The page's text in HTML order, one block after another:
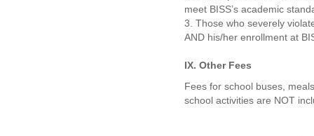
meet BISS’s academic
3. Those who severely
AND his/her enrollment at
IX. Other Fees
Fees for school buses,
school activities are NOT